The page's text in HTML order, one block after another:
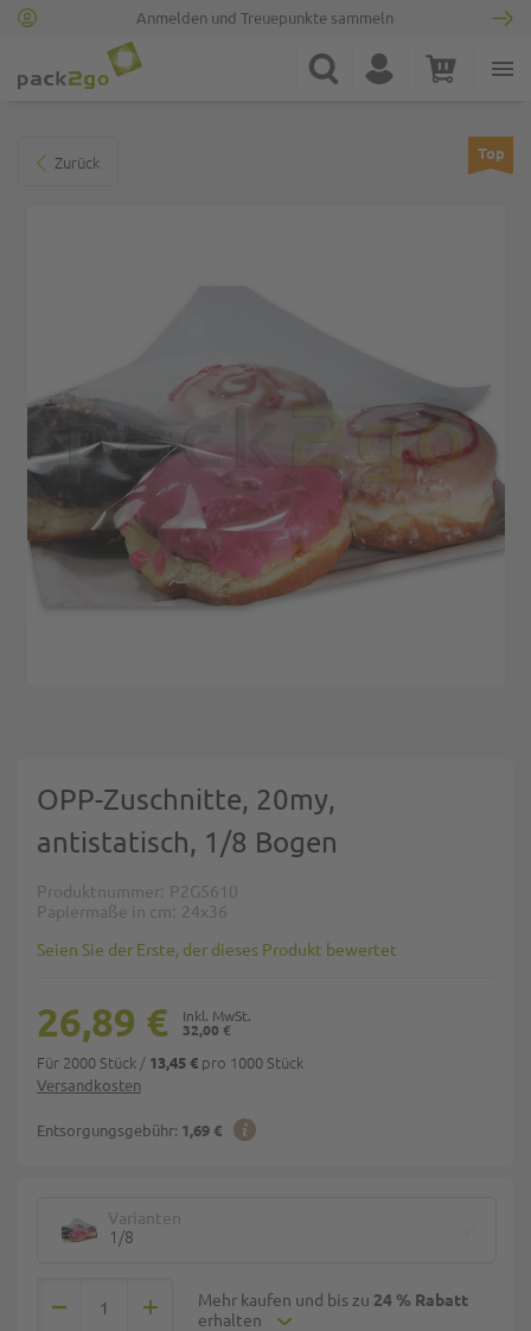
Anmelden und Treuepunkte sammeln
Suche Konto Warenkorb
Zurück Top
OPP-Zuschnitte, 20my,
antistatisch, 1/8 Bogen
Produktnummer P2G5610
Papiermaße in cm
24x36
Seien Sie der Erste, der dieses Produkt bewertet
Versandkosten
Entsorgungsgebühr: 1,69 €
32,00 €
26,89 €
Für 2000 Stück / 13,45 € pro 1000 Stück
Varianten
1/8
Mehr kaufen und bis zu 24 % Rabatt
erhalten